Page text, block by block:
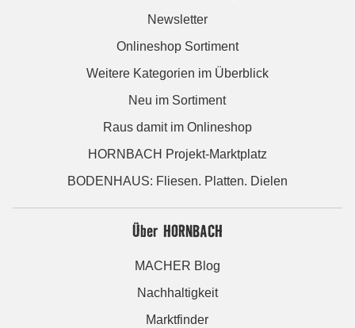
Newsletter
Onlineshop Sortiment
Weitere Kategorien im Überblick
Neu im Sortiment
Raus damit im Onlineshop
HORNBACH Projekt-Marktplatz
BODENHAUS: Fliesen. Platten. Dielen
Über HORNBACH
MACHER Blog
Nachhaltigkeit
Marktfinder